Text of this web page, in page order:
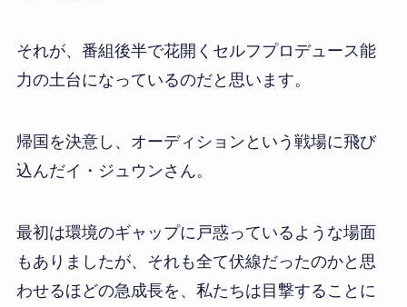
それが、番組後半で花開くセルフプロデュース能
力の土台になっているのだと思います。
帰国を決意し、オーディションという戦場に飛び
込んだイ・ジュウンさん。
最初は環境のギャップに戸惑っているような場面
もありましたが、それも全て伏線だったのかと思
わせるほどの急成長を、私たちは目撃することに